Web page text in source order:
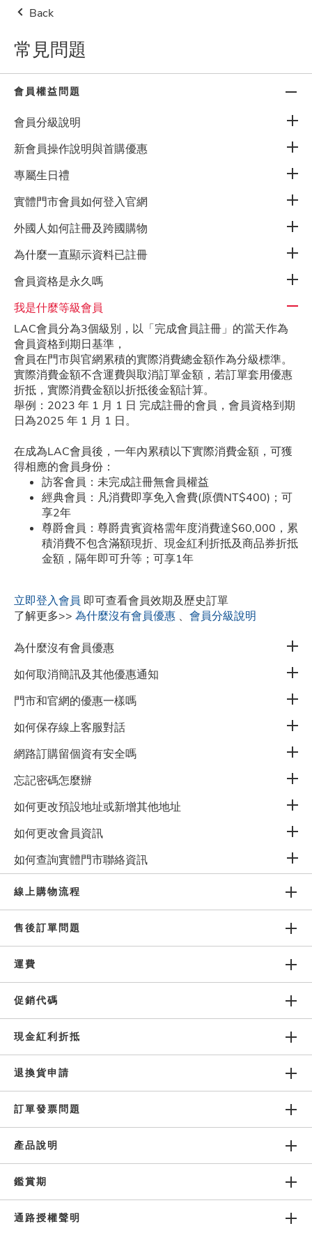
👔父親節限時優惠！單品限時
$500免運費(限本島) 新會員註冊
0
常見問題
Back
常見問題
會員權益問題
會員分級說明
新會員操作說明與首購優惠
專屬生日禮
實體門市會員如何登入官網
外國人如何註冊及跨國購物
為什麼一直顯示資料已註冊
會員資格是永久嗎
我是什麼等級會員
LAC會員分為3個級別，以「完成會員註冊」的當天作為
會員資格到期日基準，
會員在門市與官網累積的實際消費總金額作為分級標準。
實際消費金額不含運費與取消訂單金額，若訂單套用優惠
折抵，實際消費金額以折抵後金額計算。
舉例：2023 年 1 月 1 日 完成註冊的會員，會員資格到期
日為2025 年 1 月 1 日。
在成為LAC會員後，一年內累積以下實際消費金額，可獲
得相應的會員身份：
訪客會員：未完成註冊無會員權益
經典會員：凡消費即享免入會費(原價NT$400)；可
享2年
尊爵會員：尊爵貴賓資格需年度消費達$60,000，累
積消費不包含滿額現折、現金紅利折抵及商品券折抵
金額，隔年即可升等；可享1年
立即登入會員 即可查看會員效期及歷史訂單
了解更多>> 為什麼沒有會員優惠 、 會員分級說明
為什麼沒有會員優惠
如何取消簡訊及其他優惠通知
門市和官網的優惠一樣嗎
如何保存線上客服對話
網路訂購留個資有安全嗎
忘記密碼怎麼辦
如何更改預設地址或新增其他地址
如何更改會員資訊
如何查詢實體門市聯絡資訊
線上購物流程
售後訂單問題
運費
促銷代碼
現金紅利折抵
退換貨申請
訂單發票問題
產品說明
鑑賞期
通路授權聲明
關於我們
網站使用條款
隱私權政策
人力招募
有更多問題想詢問嗎 ?
公司
帳戶
會員權益
追蹤我們
支付方式
安全認證
©2026 新加坡商利維喜開發股份有限公司台灣分公司 版權所有 .